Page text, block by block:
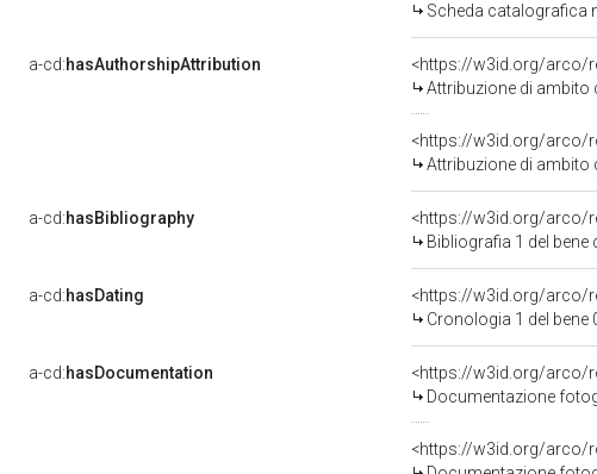
Scheda catalografica
a-cd:hasAuthorshipAttribution
<https://w3id.org/arco/
Attribuzione di ambito
<https://w3id.org/arco/
Attribuzione di ambito
a-cd:hasBibliography
<https://w3id.org/arco/
Bibliografia 1 del
a-cd:hasDating
<https://w3id.org/arco/
Cronologia 1 del bene
a-cd:hasDocumentation
<https://w3id.org/arco/
Documentazione
<https://w3id.org/arco/